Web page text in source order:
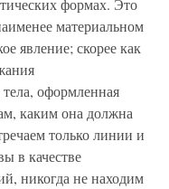
формах. Это
материальном
явление; скорее как
тела, оформленная
каким она должна
только линии и
в качестве
никогда не находим